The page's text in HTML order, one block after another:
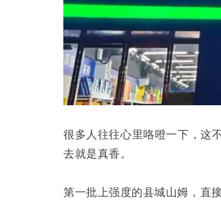
很多人往往心里咯噔一下，这
去就是真香。
第一批上强度的县城山姆，直